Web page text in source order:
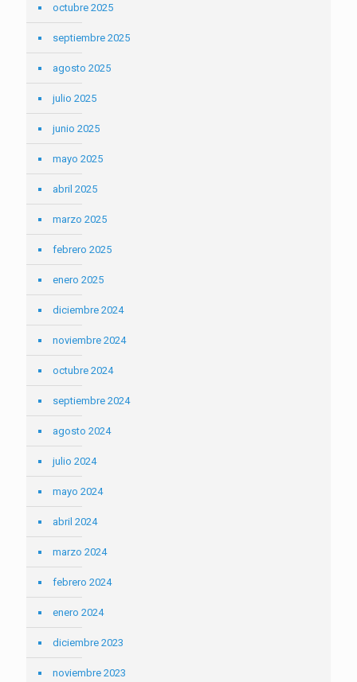
octubre 2025
septiembre 2025
agosto 2025
julio 2025
junio 2025
mayo 2025
abril 2025
marzo 2025
febrero 2025
enero 2025
diciembre 2024
noviembre 2024
octubre 2024
septiembre 2024
agosto 2024
julio 2024
mayo 2024
abril 2024
marzo 2024
febrero 2024
enero 2024
diciembre 2023
noviembre 2023